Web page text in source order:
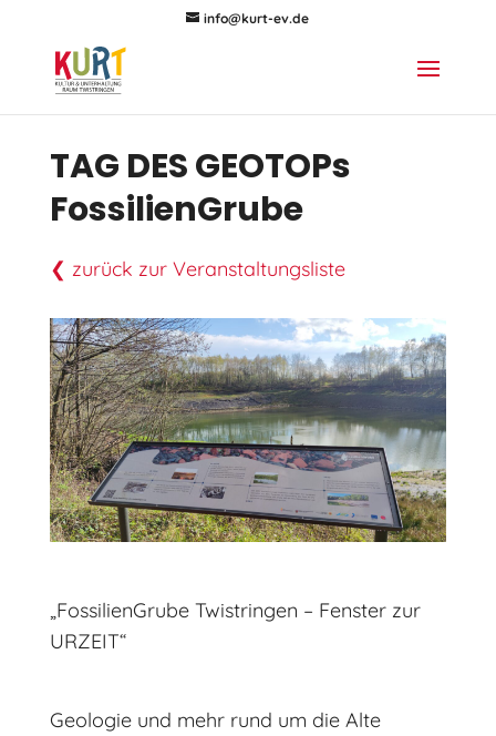
info@kurt-ev.de
TAG DES GEOTOPs
FossilienGrube
❮ zurück zur Veranstaltungsliste
„FossilienGrube Twistringen – Fenster zur
URZEIT“
Geologie und mehr rund um die Alte